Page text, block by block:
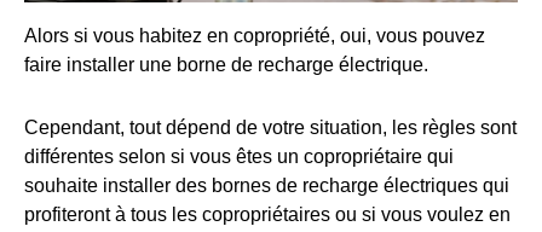
Alors si vous habitez en copropriété, oui, vous pouvez
faire installer une borne de recharge électrique.
Cependant, tout dépend de votre situation, les règles sont
différentes selon si vous êtes un copropriétaire qui
souhaite installer des bornes de recharge électriques qui
profiteront à tous les copropriétaires ou si vous voulez en